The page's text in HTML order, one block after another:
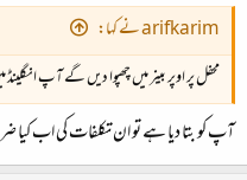
arifkarim نے کہا:
محفل پر اوپر بینر میں چھپوا دیں گے آپ
آپ کو بتا دیا ہے تو ان تکلفات کی اب